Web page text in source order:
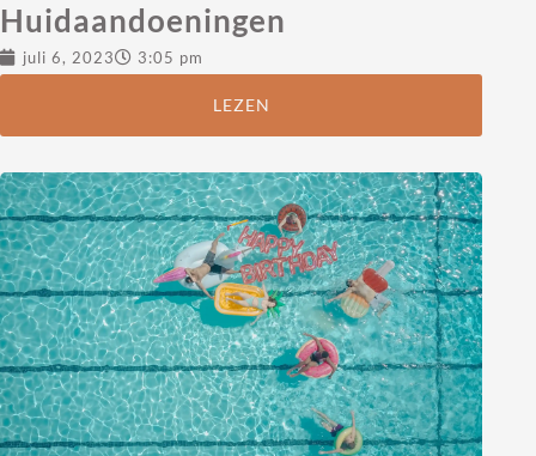
Huidaandoeningen
juli 6, 2023 3:05 pm
LEZEN